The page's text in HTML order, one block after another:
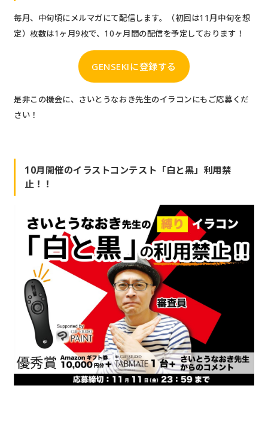
毎月、中旬頃にメルマガにて配信します。（初回は11月中旬を想
定）枚数は1ヶ月9枚で、10ヶ月間の配信を予定しております！
GENSEKIに登録する
是非この機会に、さいとうなおき先生のイラコンにもご応募くだ
さい！
10月開催のイラストコンテスト「白と黒」利用禁
止！！